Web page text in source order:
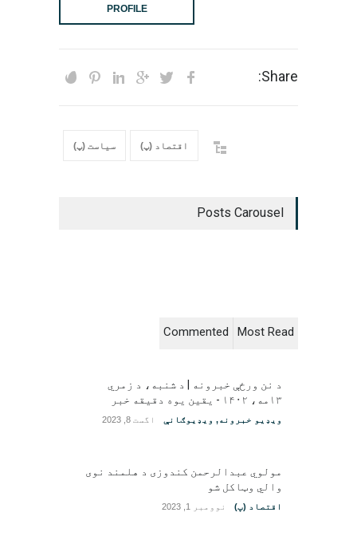
PROFILE
Share:
اقتصاد (پ) سیاست (پ)
Posts Carousel
Most Read
Commented
د نن ورځې خبرونه | د شنبه، د زمري
۱۳مه، ۱۴۰۲ - یقین یوه دقیقه خبر
ویډیو خبرونه, ویډیوګانې اگست 8, 2023
مولوي عبدالرحمن کندوزی د هلمند نوی
والي وټاکل شو
اقتصاد (پ) نوومبر 1, 2023